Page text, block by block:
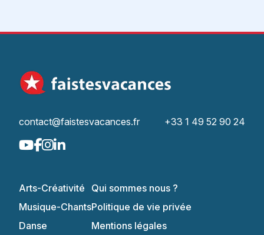
contact@faistesvacances.fr +33 1 49 52 90 24
Arts-Créativité
Musique-Chants
Danse
Qui sommes nous ?
Politique de vie privée
Mentions légales